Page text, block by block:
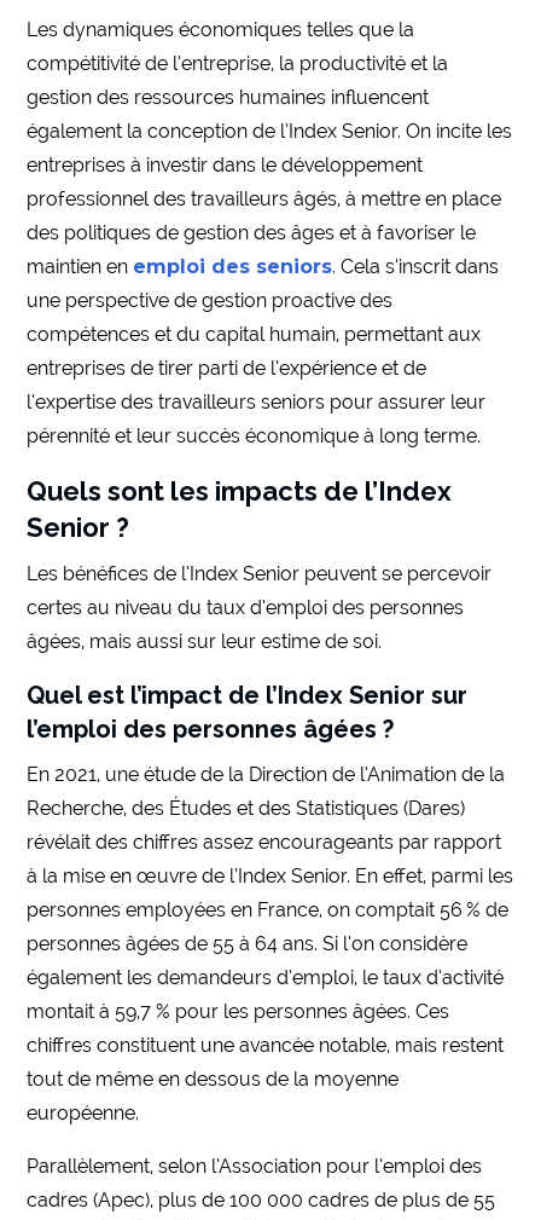
Les dynamiques économiques telles que la
compétitivité de l’entreprise, la productivité et la
gestion des ressources humaines influencent
également la conception de l’Index Senior. On incite les
entreprises à investir dans le développement
professionnel des travailleurs âgés, à mettre en place
des politiques de gestion des âges et à favoriser le
maintien en emploi des seniors. Cela s’inscrit dans
une perspective de gestion proactive des
compétences et du capital humain, permettant aux
entreprises de tirer parti de l’expérience et de
l’expertise des travailleurs seniors pour assurer leur
pérennité et leur succès économique à long terme.
Quels sont les impacts de l’Index
Senior ?
Les bénéfices de l’Index Senior peuvent se percevoir
certes au niveau du taux d’emploi des personnes
âgées, mais aussi sur leur estime de soi.
Quel est l’impact de l’Index Senior sur
l’emploi des personnes âgées ?
En 2021, une étude de la Direction de l’Animation de la
Recherche, des Études et des Statistiques (Dares)
révélait des chiffres assez encourageants par rapport
à la mise en œuvre de l’Index Senior. En effet, parmi les
personnes employées en France, on comptait 56 % de
personnes âgées de 55 à 64 ans. Si l’on considère
également les demandeurs d’emploi, le taux d’activité
montait à 59,7 % pour les personnes âgées. Ces
chiffres constituent une avancée notable, mais restent
tout de même en dessous de la moyenne
européenne.
Parallèlement, selon l’Association pour l’emploi des
cadres (Apec), plus de 100 000 cadres de plus de 55